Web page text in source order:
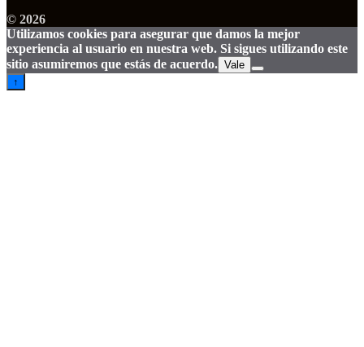
© 2026
Utilizamos cookies para asegurar que damos la mejor
experiencia al usuario en nuestra web. Si sigues utilizando este
sitio asumiremos que estás de acuerdo. Vale
↑